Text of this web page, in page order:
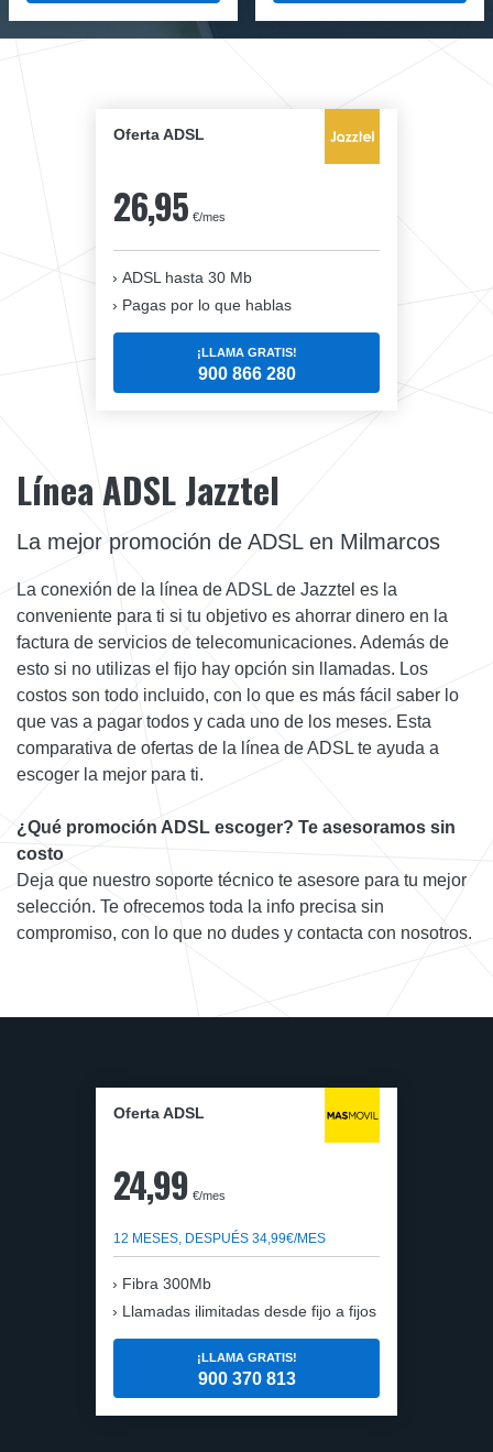
Oferta ADSL
26,95 €/mes
ADSL hasta 30 Mb
Pagas por lo que hablas
¡LLAMA GRATIS!
900 866 280
Línea ADSL Jazztel
La mejor promoción de ADSL en Milmarcos
La conexión de la línea de ADSL de Jazztel es la
conveniente para ti si tu objetivo es ahorrar dinero en la
factura de servicios de telecomunicaciones. Además de
esto si no utilizas el fijo hay opción sin llamadas. Los
costos son todo incluido, con lo que es más fácil saber lo
que vas a pagar todos y cada uno de los meses. Esta
comparativa de ofertas de la línea de ADSL te ayuda a
escoger la mejor para ti.
¿Qué promoción ADSL escoger? Te asesoramos sin
costo
Deja que nuestro soporte técnico te asesore para tu mejor
selección. Te ofrecemos toda la info precisa sin
compromiso, con lo que no dudes y contacta con nosotros.
Oferta ADSL
24,99 €/mes
12 MESES, DESPUÉS 34,99€/MES
Fibra 300Mb
Llamadas ilimitadas desde fijo a fijos
¡LLAMA GRATIS!
900 370 813